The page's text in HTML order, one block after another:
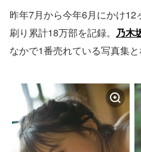
昨年7月から今年6月にかけ
刷り累計18万部を記録。 乃木
なかで1番売れている写真集と